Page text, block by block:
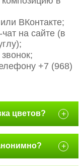
ВКонтакте;
на сайте (в
+7 (968)
цветов? +
+